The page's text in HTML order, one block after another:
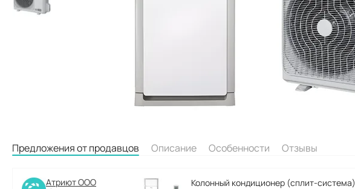
Предложения от продавцов Описание Особенности Отзывы
Атриют ООО
Колонный кондиционер (сплит-система)